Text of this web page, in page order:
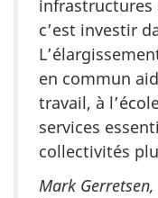
infrastructures
c’est investir
en commun
travail, à
services
collectivités
Mark Gerretsen,